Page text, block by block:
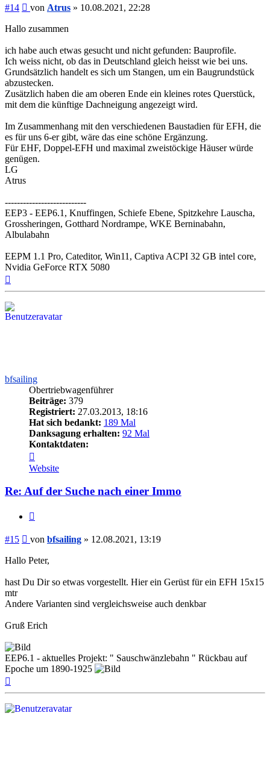
#14 Beitrag
von Atrus » 10.08.2021, 22:28
Hallo zusammen
ich habe auch etwas gesucht und nicht gefunden: Bauprofile.
Ich weiss nicht, ob das in Deutschland gleich heisst wie bei uns.
Grundsätzlich handelt es sich um Stangen, um ein Baugrundstück
abzustecken.
Zusätzlich haben die am oberen Ende ein kleines rotes Querstück,
mit dem die künftige Dachneigung angezeigt wird.
Im Zusammenhang mit den verschiedenen Baustadien für EFH, die
es für uns 6-er gibt, wäre das eine schöne Ergänzung.
Für EHF, Doppel-EFH und maximal zweistöckige Häuser würde
genügen.
LG
Atrus
---------------------------
EEP3 - EEP6.1, Knuffingen, Schiefe Ebene, Spitzkehre Lauscha,
Grossheringen, Gotthard Nordrampe, WKE Berninabahn,
Albulabahn
EEPM 1.1 Pro, Cateditor, Win11, Captiva ACPI 32 GB intel core,
Nvidia GeForce RTX 5080
bfsailing
Obertriebwagenführer
Beiträge: 379
Registriert: 27.03.2013, 18:16
Hat sich bedankt: 189 Mal
Danksagung erhalten: 92 Mal
Kontaktdaten:
von
bfsailing
Website
Re: Auf der Suche nach einer Immo
#15 Beitrag
von bfsailing » 12.08.2021, 13:19
Hallo Peter,
hast Du Dir so etwas vorgestellt. Hier ein Gerüst für ein EFH 15x15
mtr
Andere Varianten sind vergleichsweise auch denkbar
Gruß Erich
EEP6.1 - aktuelles Projekt: " Sauschwänzlebahn " Rückbau auf
Epoche um 1890-1925